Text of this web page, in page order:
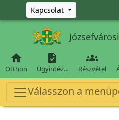
Ugrás a fő tartalomra
Kapcsolat

Otthon

Ügyintéz…

Részvétel
Válasszon a